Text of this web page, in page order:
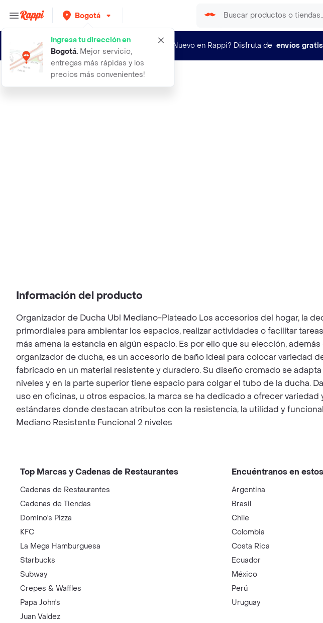
Bogotá
Ingresa tu dirección en
Bogotá. Mejor servicio,
entregas más rápidas y los
precios más convenientes!
¿Nuevo en Rappi? Disfruta de envíos
ubl caddy organizador para bano 2 n
Información del producto
Organizador de Ducha Ubl Mediano-Plateado Los accesorios del hogar, la
primordiales para ambientar los espacios, realizar actividades o facilitar
más amena la estancia en algún espacio. Es por ello que su elección,
organizador de ducha, es un accesorio de baño ideal para colocar variedad
fabricado en un material resistente y duradero. Su diseño cromado se
niveles y en la parte superior tiene espacio para colgar el tubo de la ducha.
uso en oficinas, u otros espacios, la marca se ha dedicado a ofrecer
estándares donde destacan atributos con la resistencia, la utilidad y
Mediano Resistente Funcional 2 niveles
Top Marcas y Cadenas de Restaurantes
Cadenas de Restaurantes
Cadenas de Tiendas
Domino's Pizza
KFC
La Mega Hamburguesa
Starbucks
Subway
Crepes & Waffles
Papa John's
Juan Valdez
Encuéntranos en
Argentina
Brasil
Chile
Colombia
Costa Rica
Ecuador
México
Perú
Uruguay